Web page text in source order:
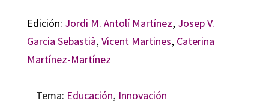
Edición: Jordi M. Antolí Martínez, Josep V.
Garcia Sebastià, Vicent Martines, Caterina
Martínez-Martínez
Tema: Educación, Innovación